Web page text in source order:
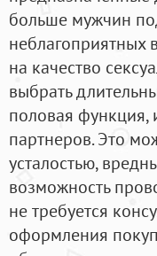
больше мужчин
неблагоприятных
на качество
выбрать
половая функция,
партнеров. Это
усталостью,
возможность
не требуется
оформления